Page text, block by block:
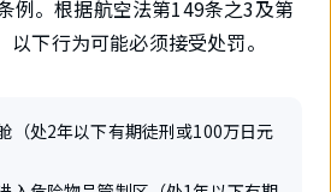
例。根据航空法第149条之3及第
下行为可能必须接受处罚。
（处2年以下有期徒刑或100万日元